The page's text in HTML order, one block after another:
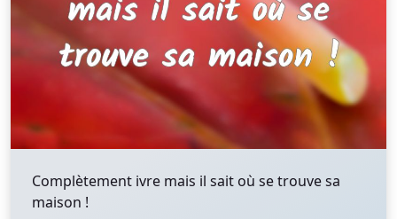
Complètement ivre mais il sait où se trouve sa
maison !